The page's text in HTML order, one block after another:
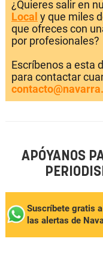
¿Quieres salir en
Local y que miles
que ofreces con
por profesionales?
Escríbenos a esta
para contactar
APÓYANOS
Suscríbete gratis
las alertas de